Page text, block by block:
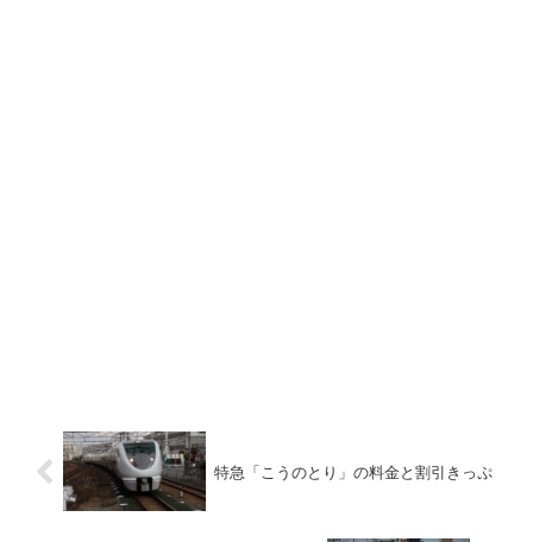
特急「こうのとり」の料金と割引きっぷ